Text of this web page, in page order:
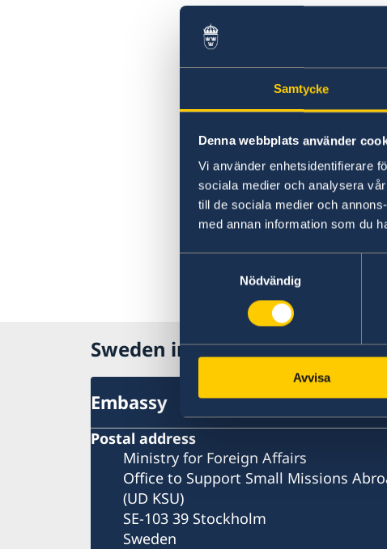
Samtycke
Denna webbplats använder
Vi använder enhetsidentifierare
sociala medier och analysera
till de sociala medier och
med annan information som du
Nödvändig
Avvisa
Sweden in Bulgaria
Embassy
Postal address
Ministry for Foreign Affairs
Office to Support Small Missions
(UD KSU)
SE-103 39 Stockholm
Sweden